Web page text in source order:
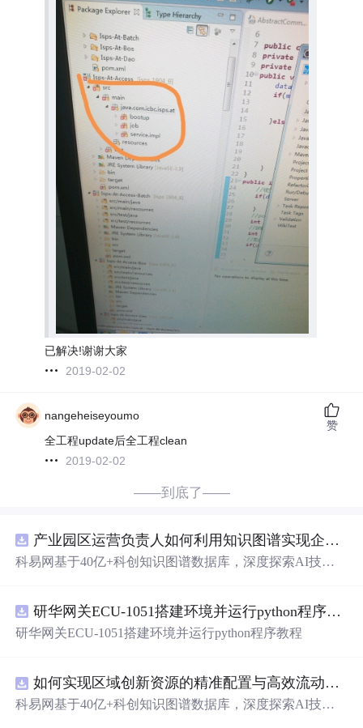
已解决!谢谢大家
2019-02-02
nangeheiseyoumo
全工程update后全工程clean
2019-02-02
赞
——到底了——
产业园区运营负责人如何利用知识图谱实现企业精准对接与协同？.docx
科易网基于40亿+科创知识图谱数据库，深度探索AI技术
新领域的AI+数智化解决方案，推动科技创新与产业创新
智能化发展。
研华网关ECU-1051搭建环境并运行python程序教程
研华网关ECU-1051搭建环境并运行python程序教程
如何实现区域创新资源的精准配置与高效流动？.docx
科易网基于40亿+科创知识图谱数据库，深度探索AI技术